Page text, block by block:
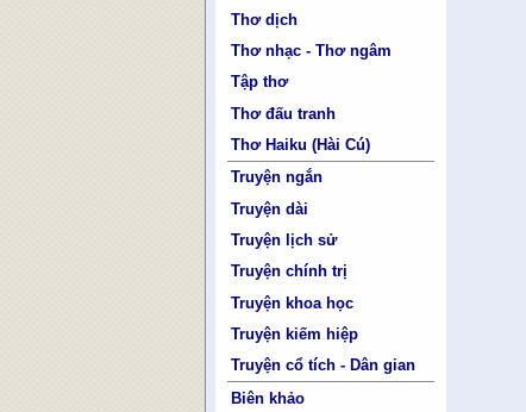
Thơ dịch
Thơ nhạc - Thơ ngâm
Tập thơ
Thơ đấu tranh
Thơ Haiku (Hài Cú)
Truyện ngắn
Truyện dài
Truyện lịch sử
Truyện chính trị
Truyện khoa học
Truyện kiếm hiệp
Truyện cổ tích - Dân gian
Biên khảo